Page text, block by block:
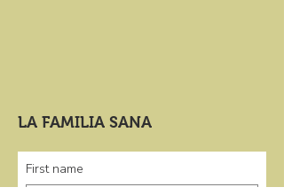
LA FAMILIA SANA
First name